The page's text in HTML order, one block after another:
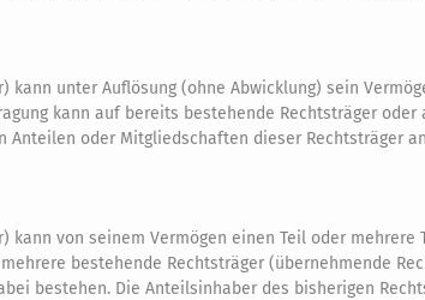
kann unter Auflösung (ohne Abwicklung) sein
kann auf bereits bestehende Rechtsträger
Anteilen oder Mitgliedschaften dieser Rechtsträger
kann von seinem Vermögen einen Teil oder
bestehende Rechtsträger (übernehmende
bestehen. Die Anteilsinhaber des bisherigen